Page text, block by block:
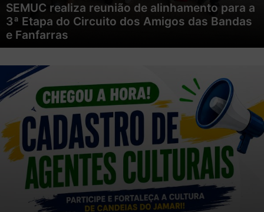
SEMUC realiza reunião de alinhamento para a
3ª Etapa do Circuito dos Amigos das Bandas
e Fanfarras